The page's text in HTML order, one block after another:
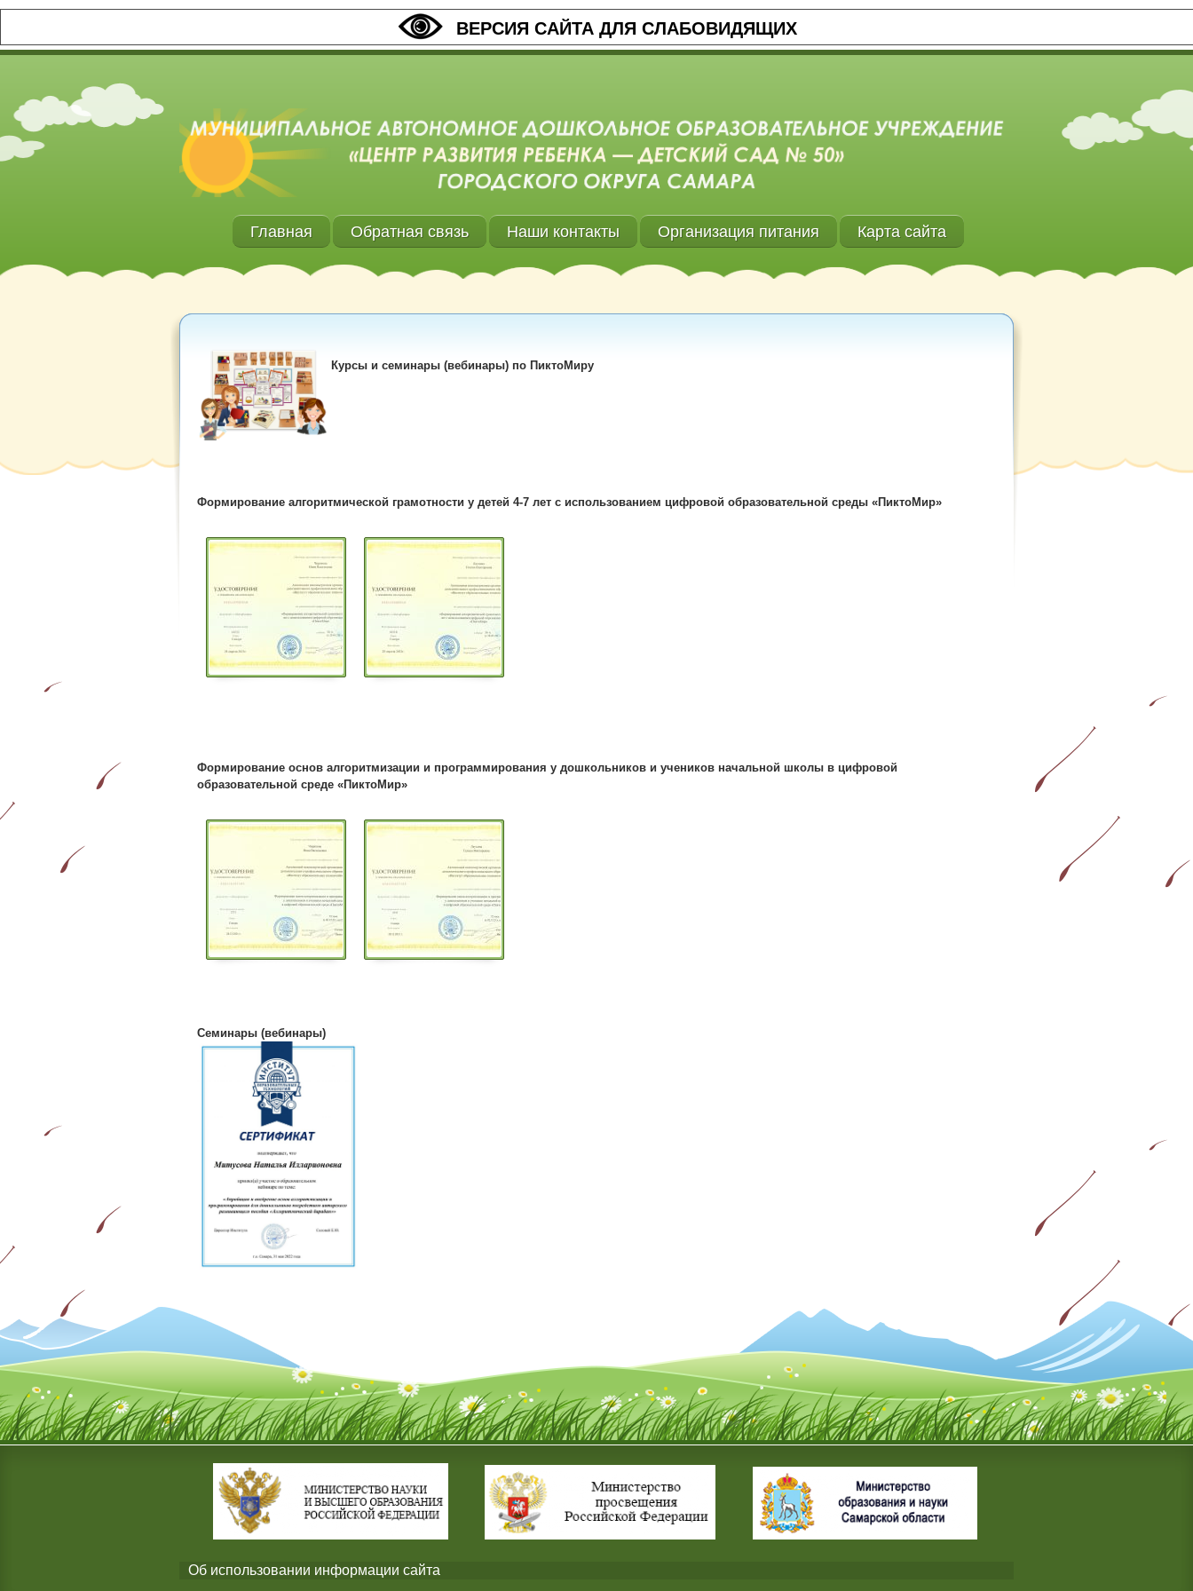
ВЕРСИЯ САЙТА ДЛЯ СЛАБОВИДЯЩИХ
Главная Обратная связь Наши контакты Организация питания Карта сайта
Курсы и семинары (вебинары) по ПиктоМиру
Формирование алгоритмической грамотности у детей 4-7 лет с использованием цифровой образовательной среды «ПиктоМир»
Формирование основ алгоритмизации и программирования у дошкольников и учеников начальной школы в цифровой
образовательной среде «ПиктоМир»
Семинары (вебинары)
Об использовании информации сайта